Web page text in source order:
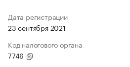
Дата регистрации
23 сентября 2021
Код налогового органа
7746